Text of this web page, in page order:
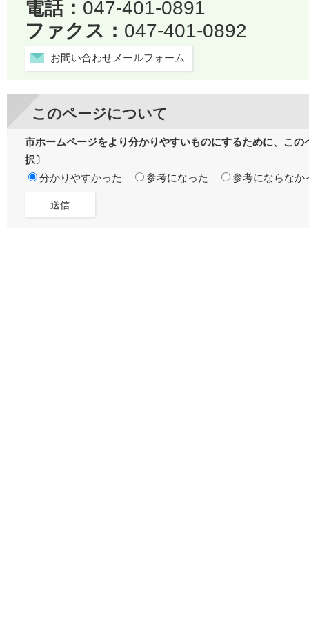
電話： 047-401-0891
ファクス： 047-401-0892
お問い合わせメールフォーム
このページについて
市ホームページをより分かりやすいものにするために、こ
択〕
分かりやすかった
参考になった 参考にならなか